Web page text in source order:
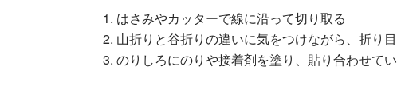
はさみやカッターで線に沿って切り取る
山折りと谷折りの違いに気をつけながら、折り
のりしろにのりや接着剤を塗り、貼り合わせてい